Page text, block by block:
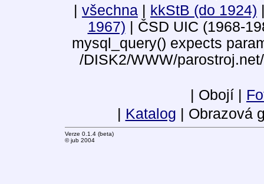
všechna kkStB (do 1924)
1967) | ČSD UIC (1968-
mysql_query() expects
/DISK2/WWW/
| Obojí |
Katalog | Obrazová
Verze 0.1.4 (beta)
© jub 2004